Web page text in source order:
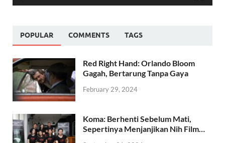
POPULAR COMMENTS TAGS
Red Right Hand: Orlando Bloom
Gagah, Bertarung Tanpa Gaya
February 29, 2024
Koma: Berhenti Sebelum Mati,
Sepertinya Menjanjikan Nih Film…